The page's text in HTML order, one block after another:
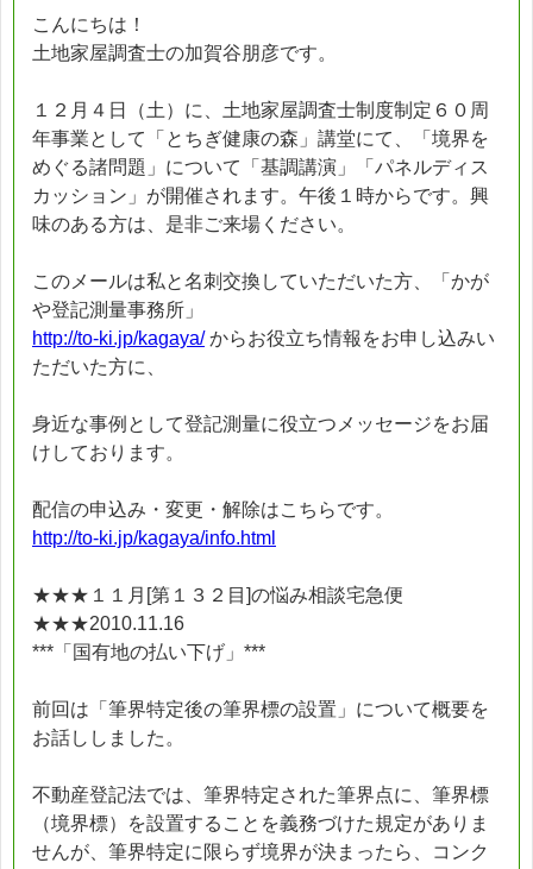
こんにちは！
土地家屋調査士の加賀谷朋彦です。
１２月４日（土）に、土地家屋調査士制度制定６０周
年事業として「とちぎ健康の森」講堂にて、「境界を
めぐる諸問題」について「基調講演」「パネルディス
カッション」が開催されます。午後１時からです。興
味のある方は、是非ご来場ください。
このメールは私と名刺交換していただいた方、「かが
や登記測量事務所」
http://to-ki.jp/kagaya/からお役立ち情報をお申し込みい
ただいた方に、
身近な事例として登記測量に役立つメッセージをお届
けしております。
配信の申込み・変更・解除はこちらです。
http://to-ki.jp/kagaya/info.html
★★★１１月[第１３２目]の悩み相談宅急便
★★★2010.11.16
***「国有地の払い下げ」***
前回は「筆界特定後の筆界標の設置」について概要を
お話ししました。
不動産登記法では、筆界特定された筆界点に、筆界標
（境界標）を設置することを義務づけた規定がありま
せんが、筆界特定に限らず境界が決まったら、コンク